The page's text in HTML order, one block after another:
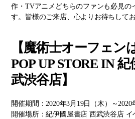
作・TVアニメどちらのファンも必見の
す。皆様のご来店、心よりお待ちしてお
【魔術士オーフェ
POP UP STORE IN
武渋谷店】
開催期間：2020年3月19日（木）～2020
開催場所：紀伊國屋書店 西武渋谷店 イ